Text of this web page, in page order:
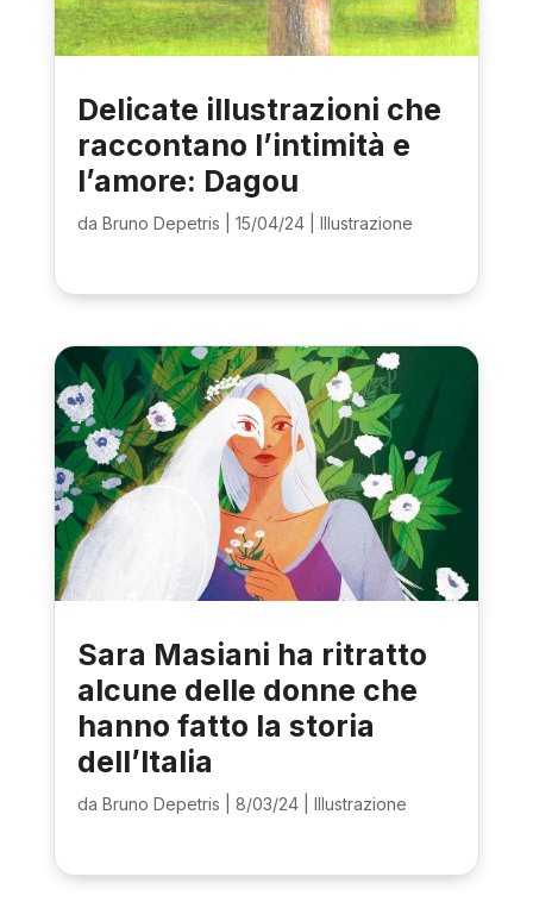
Delicate illustrazioni che
raccontano l’intimità e
l’amore: Dagou
da Bruno Depetris 15/04/24| Illustrazione
Sara Masiani ha ritratto
alcune delle donne che
hanno fatto la storia
dell’Italia
da Bruno Depetris 8/03/24| Illustrazione